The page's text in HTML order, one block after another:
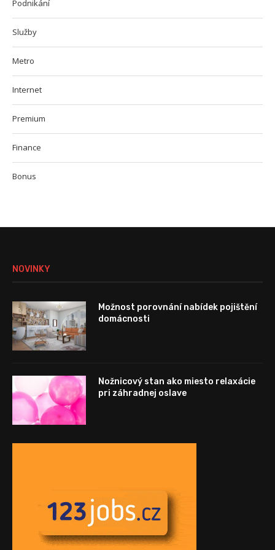
Podnikání
Služby
Metro
Internet
Premium
Finance
Bonus
NOVINKY
Možnost porovnání nabídek pojištění
domácnosti
Nožnicový stan ako miesto relaxácie
pri záhradnej oslave